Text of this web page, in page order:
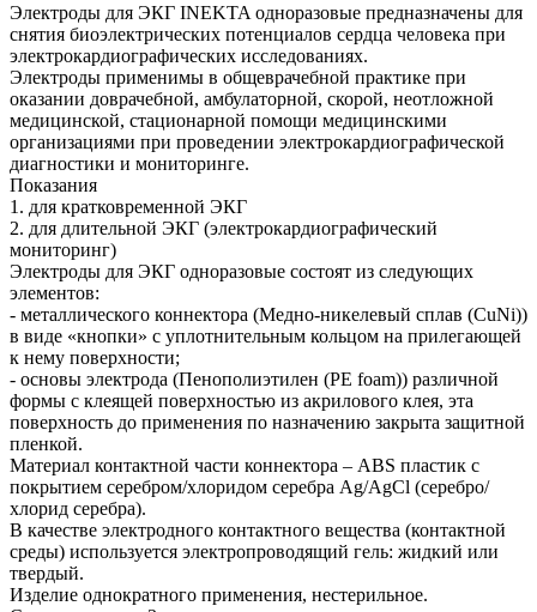
Электроды для ЭКГ INEKTA одноразовые предназначены для
снятия биоэлектрических потенциалов сердца человека при
электрокардиографических исследованиях.
Электроды применимы в общеврачебной практике при
оказании доврачебной, амбулаторной, скорой, неотложной
медицинской, стационарной помощи медицинскими
организациями при проведении электрокардиографической
диагностики и мониторинге.
Показания
1. для кратковременной ЭКГ
2. для длительной ЭКГ (электрокардиографический
мониторинг)
Электроды для ЭКГ одноразовые состоят из следующих
элементов:
- металлического коннектора (Медно-никелевый сплав (CuNi))
в виде «кнопки» с уплотнительным кольцом на прилегающей
к нему поверхности;
- основы электрода (Пенополиэтилен (PE foam)) различной
формы с клеящей поверхностью из акрилового клея, эта
поверхность до применения по назначению закрыта защитной
пленкой.
Материал контактной части коннектора – ABS пластик с
покрытием серебром/хлоридом серебра Ag/AgCl (серебро/
хлорид серебра).
В качестве электродного контактного вещества (контактной
среды) используется электропроводящий гель: жидкий или
твердый.
Изделие однократного применения, нестерильное.